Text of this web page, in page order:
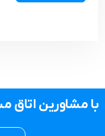
با مشاورین اتاق